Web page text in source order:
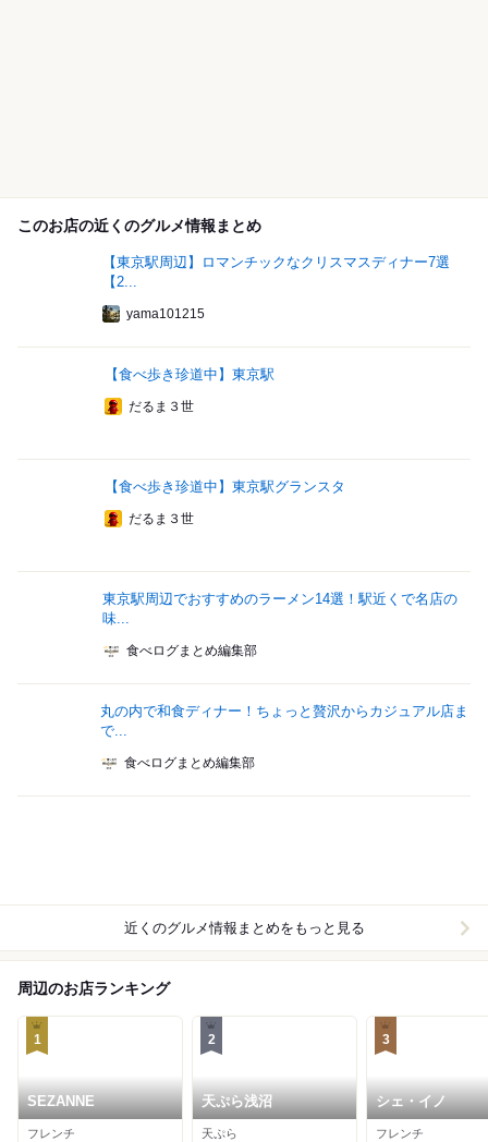
このお店の近くのグルメ情報まとめ
【東京駅周辺】ロマンチックなクリスマスディナー7選
【2...
yama101215
【食べ歩き珍道中】東京駅
だるま３世
【食べ歩き珍道中】東京駅グランスタ
だるま３世
東京駅周辺でおすすめのラーメン14選！駅近くで名店の
味...
食べログまとめ編集部
丸の内で和食ディナー！ちょっと贅沢からカジュアル店ま
で...
食べログまとめ編集部
近くのグルメ情報まとめをもっと見る
周辺のお店ランキング
1
SEZANNE
フレンチ
2
天ぷら浅沼
天ぷら
3
シェ・イノ
フレンチ